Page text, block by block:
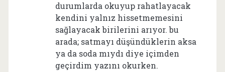
durumlarda okuyup rahatlayacak
kendini yalnız hissetmemesini
sağlayacak birilerini arıyor. bu
arada; satmayı düşündüklerin aksa
ya da soda mıydı diye içimden
geçirdim yazını okurken.